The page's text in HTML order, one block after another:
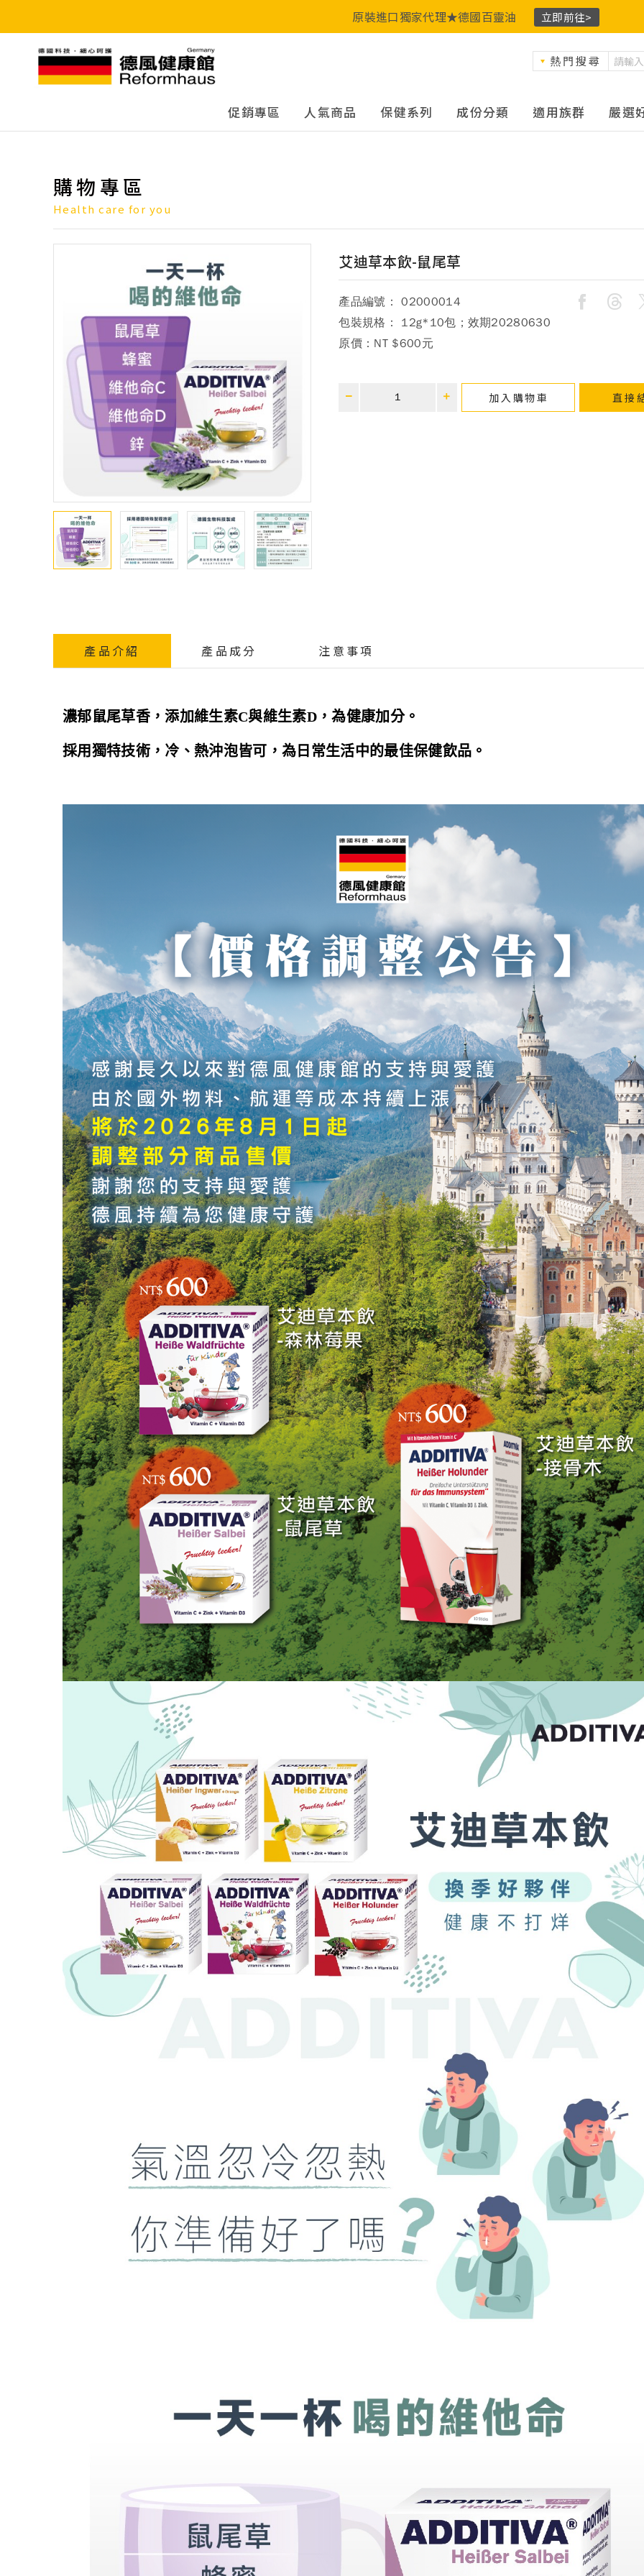
原裝進口獨家代理★德國百靈油 立即前往>
促銷專區 人氣商品 保健系列 成份分類 適用族群 嚴選
熱門搜尋
購物專區
Health care for you
艾迪草本飲-鼠尾草
產品編號： 02000014
包裝規格： 12g*10包；效期20280630
原價： NT $600元
加入購物車 直接
產品介紹 產品成分 注意事項
濃郁鼠尾草香，添加維生素C與維生素D，為健康加分。
採用獨特技術，冷、熱沖泡皆可，為日常生活中的最佳保健飲品。